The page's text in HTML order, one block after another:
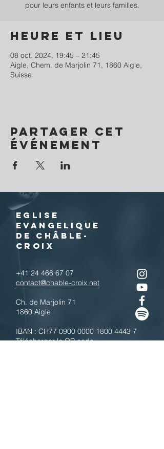
pour leurs enfants et leurs familles.
Heure et lieu
08 oct. 2024, 19:45 – 21:45
Aigle, Chem. de Marjolin 71, 1860 Aigle,
Suisse
Partager cet
événement
EGLISE
EVANGELIQUE
DE CHÂBLE-
CROIX
+41 24 466 67 07
contact@chable-croix.net
Ch. de Marjolin 71
1860 Aigle
IBAN : CH77 0900 0000 1800 4443 7
Télécharger le QR code